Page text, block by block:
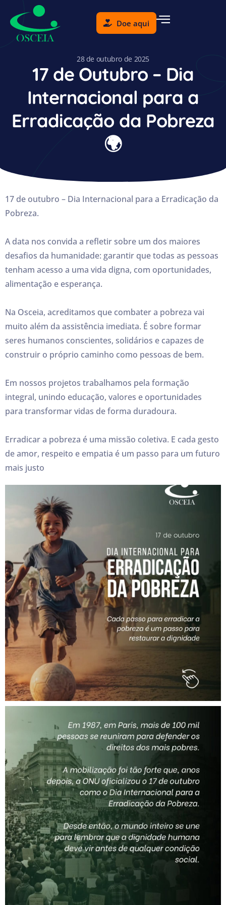
Doe aqui
28 de outubro de 2025
17 de Outubro – Dia
Internacional para a
Erradicação da Pobreza
🌍
17 de outubro – Dia Internacional para a Erradicação da
Pobreza.
A data nos convida a refletir sobre um dos maiores
desafios da humanidade: garantir que todas as pessoas
tenham acesso a uma vida digna, com oportunidades,
alimentação e esperança.
Na Osceia, acreditamos que combater a pobreza vai
muito além da assistência imediata. É sobre formar
seres humanos conscientes, solidários e capazes de
construir o próprio caminho como pessoas de bem.
Em nossos projetos trabalhamos pela formação
integral, unindo educação, valores e oportunidades
para transformar vidas de forma duradoura.
Erradicar a pobreza é uma missão coletiva. E cada gesto
de amor, respeito e empatia é um passo para um futuro
mais justo